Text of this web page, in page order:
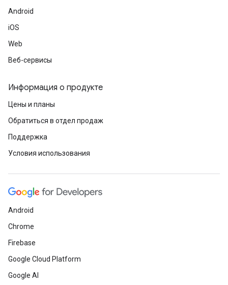
Android
iOS
Web
Веб-сервисы
Информация о продукте
Цены и планы
Обратиться в отдел продаж
Поддержка
Условия использования
Android
Chrome
Firebase
Google Cloud Platform
Google AI